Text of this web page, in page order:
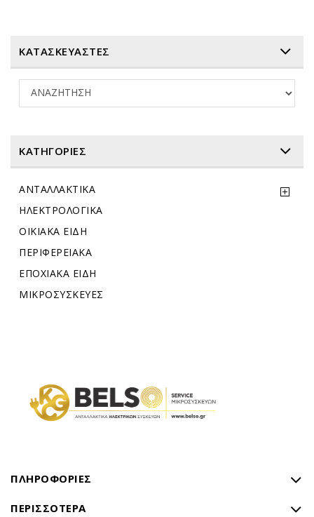
ΚΑΤΑΣΚΕΥΑΣΤΕΣ
ΚΑΤΗΓΟΡΊΕΣ
ΑΝΤΑΛΛΑΚΤΙΚΑ
ΗΛΕΚΤΡΟΛΟΓΙΚΑ
ΟΙΚΙΑΚΑ ΕΙΔΗ
ΠΕΡΙΦΕΡΕΙΑΚΑ
ΕΠΟΧΙΑΚΑ ΕΙΔΗ
ΜΙΚΡΟΣΥΣΚΕΥΕΣ
ΠΛΗΡΟΦΟΡΊΕΣ
ΠΕΡΙΣΣΌΤΕΡΑ